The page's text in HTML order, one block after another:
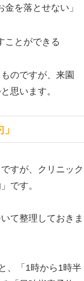
を落とせない」
ことができる
のですが、来園
思います。
すが、クリニック
です。
て整理しておきま
、「1時から1時半